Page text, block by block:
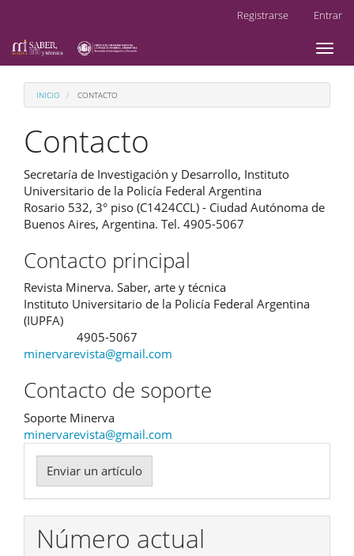
Contenido
principal
lateral
Registrarse Entrar
Toggle
INICIO CONTACTO
Contacto
Secretaría de Investigación y Desarrollo, Instituto
Universitario de la Policía Federal Argentina
Rosario 532, 3° piso (C1424CCL) - Ciudad Autónoma de
Buenos Aires, Argentina. Tel. 4905-5067
Contacto principal
Revista Minerva. Saber, arte y técnica
Instituto Universitario de la Policía Federal Argentina
(IUPFA)
4905-5067
minervarevista@gmail.com
Contacto de soporte
Soporte Minerva
minervarevista@gmail.com
Enviar
un
artículo
Enviar un artículo
Número actual